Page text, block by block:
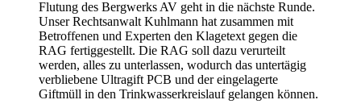
Flutung des Bergwerks AV geht in die nächste Runde.
Unser Rechtsanwalt Kuhlmann hat zusammen mit
Betroffenen und Experten den Klagetext gegen die
RAG fertiggestellt. Die RAG soll dazu verurteilt
werden, alles zu unterlassen, wodurch das untertägig
verbliebene Ultragift PCB und der eingelagerte
Giftmüll in den Trinkwasserkreislauf gelangen können.